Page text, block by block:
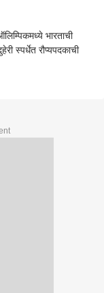
भारताची
स्पर्धेत रौप्यपदकाची